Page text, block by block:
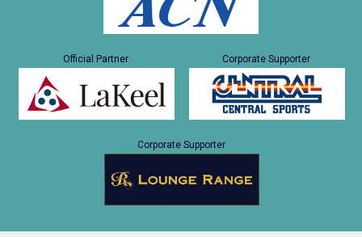
Official Partner Corporate Supporter
Corporate Supporter